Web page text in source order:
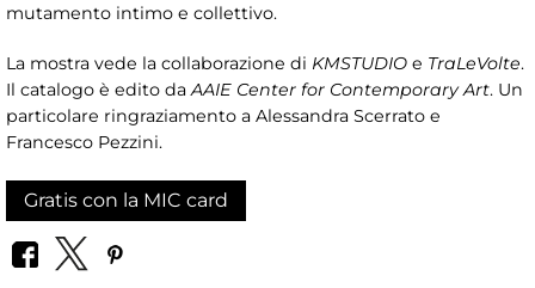
mutamento intimo e collettivo.
La mostra vede la collaborazione di KMSTUDIO e TraLeVolte.
Il catalogo è edito daAAIE Center for Contemporary Art. Un
particolare ringraziamento a Alessandra Scerrato e
Francesco Pezzini.
Gratis con la MIC card